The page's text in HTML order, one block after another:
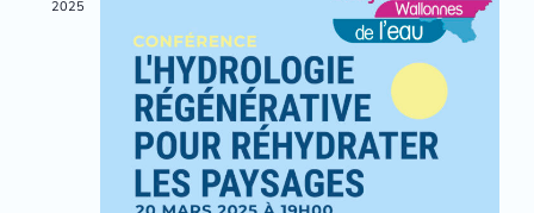
2025